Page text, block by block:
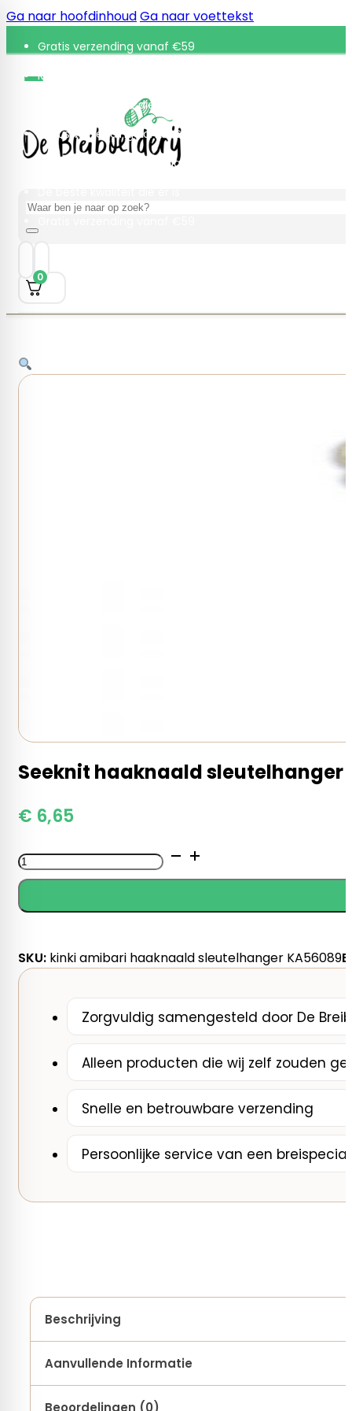
Ga naar hoofdinhoudGa naar voettekst
Gratis verzending vanaf €59
Retourneren binnen 30 dagen
De beste kwaliteit die er is
Gratis verzending vanaf €59
Retourneren binnen 30 dagen
Zoeken
0
Seeknit haaknaald sleutelhanger
€ 6,65
Seeknit
haaknaald
aantal
SKU: kinki amibari haaknaald sleutelhanger KA56089
Zorgvuldig samengesteld door De
Alleen producten die wij zelf zouden
Snelle en betrouwbare verzending
Persoonlijke service van een
Beschrijving
De Seeknit haaknaald sleutelhanger wilde je altijd al hebben!! Altijd
Aanvullende Informatie
Beoordelingen (0)